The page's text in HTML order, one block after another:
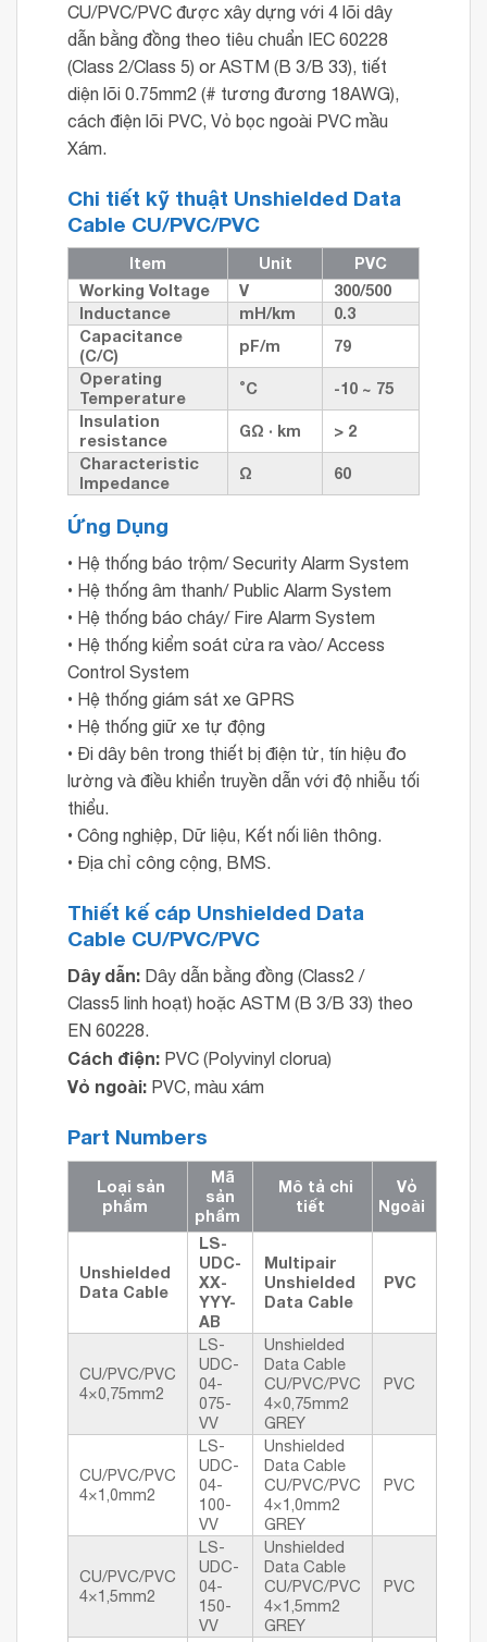
CU/PVC/PVC được xây dựng với 4 lõi dây
dẫn bằng đồng theo tiêu chuẩn IEC 60228
(Class 2/Class 5) or ASTM (B 3/B 33), tiết
diện lõi 0.75mm2 (# tương đương 18AWG),
cách điện lõi PVC, Vỏ bọc ngoài PVC mầu
Xám.
Chi tiết kỹ thuật Unshielded Data
Cable CU/PVC/PVC
Item Unit
PVC
Working Voltage
V
300/500
Inductance
mH/km
0.3
Capacitance
(C/C)
pF/m
79
Operating
Temperature
˚C
-10 ~ 75
Insulation
resistance
GΩ · km
> 2
Characteristic
Impedance
Ω 60
Ứng Dụng
• Hệ thống báo trộm/ Security Alarm System
• Hệ thống âm thanh/ Public Alarm System
• Hệ thống báo cháy/ Fire Alarm System
• Hệ thống kiểm soát cửa ra vào/ Access
Control System
• Hệ thống giám sát xe GPRS
• Hệ thống giữ xe tự động
• Đi dây bên trong thiết bị điện tử, tín hiệu đo
lường và điều khiển truyền dẫn với độ nhiễu tối
thiểu.
• Công nghiệp, Dữ liệu, Kết nối liên thông.
• Địa chỉ công cộng, BMS.
Thiết kế cáp Unshielded Data
Cable CU/PVC/PVC
Dây dẫn: Dây dẫn bằng đồng (Class2 /
Class5 linh hoạt) hoặc ASTM (B 3/B 33) theo
EN 60228.
Cách điện: PVC (Polyvinyl clorua)
Vỏ ngoài: PVC, màu xám
Part Numbers
Loại sản
phẩm
Mã
sản
phẩm
Mô tả chi
tiết
Vỏ
Ngoài
Unshielded
Data Cable
LS-
UDC-
XX-
YYY-
AB
Multipair
Unshielded
Data Cable
PVC
CU/PVC/PVC
4×0,75mm2
LS-
UDC-
04-
075-
VV
Unshielded
Data Cable
CU/PVC/PVC
4×0,75mm2
GREY
PVC
CU/PVC/PVC
4×1,0mm2
LS-
UDC-
04-
100-
VV
Unshielded
Data Cable
CU/PVC/PVC
4×1,0mm2
GREY
PVC
CU/PVC/PVC
4×1,5mm2
LS-
UDC-
04-
150-
VV
Unshielded
Data Cable
CU/PVC/PVC
4×1,5mm2
GREY
PVC